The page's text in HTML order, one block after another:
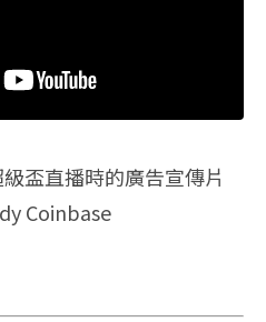
盃直播時的廣告宣傳片
Coinbase